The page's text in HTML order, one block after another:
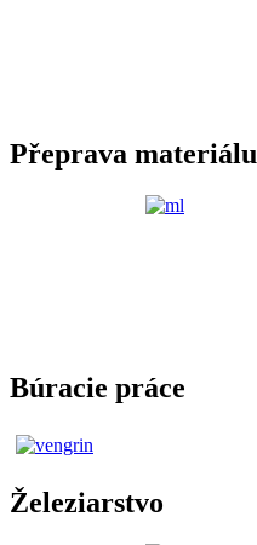
Přeprava materiálu
Búracie práce
Železiarstvo